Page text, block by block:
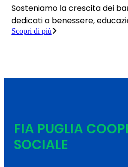
Sosteniamo la crescita dei
dedicati a benessere,
Scopri di più
FIA PUGLIA
SOCIALE